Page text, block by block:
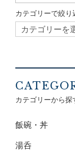
カテゴリーで絞り
カテゴリーから探
飯碗・丼
湯呑